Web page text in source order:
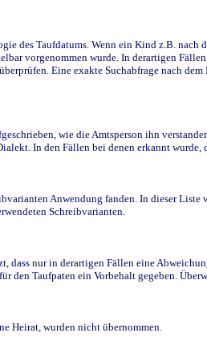
des Taufdatums. Wenn ein Kind z.B.
vorgenommen wurde. In derartigen
Eine exakte Suchabfrage nach
wie die Amtsperson ihn
In den Fällen bei denen erkannt
Anwendung fanden. In dieser
Schreibvarianten.
nur in derartigen Fällen eine
Taufpaten ein Vorbehalt gegeben.
Heirat, wurden nicht übernommen.